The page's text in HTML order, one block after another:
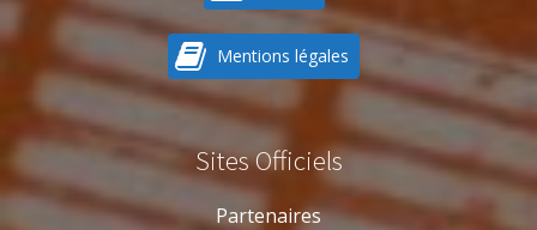
Mentions légales
Sites Officiels
Partenaires